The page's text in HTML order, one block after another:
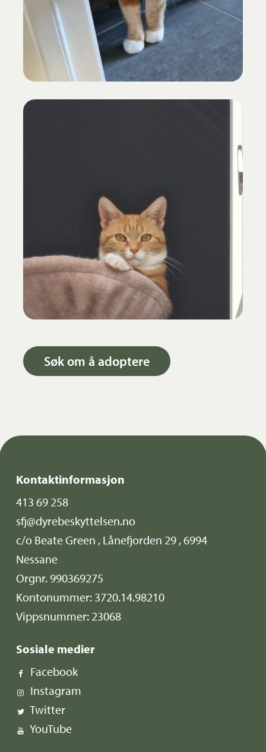
Søk om å adoptere
Kontaktinformasjon
413 69 258
sfj@dyrebeskyttelsen.no
c/o Beate Green , Lånefjorden 29 , 6994
Nessane
Orgnr. 990369275
Kontonummer: 3720.14.98210
Vippsnummer: 23068
Sosiale medier
Facebook
Instagram
Twitter
YouTube